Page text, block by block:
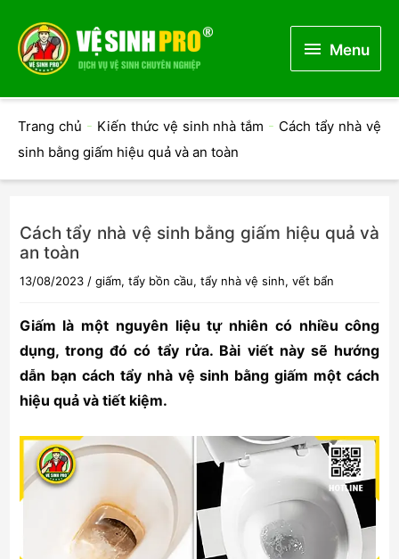
MenuMenu
Trang chủ - Kiến thức vệ sinh nhà tắm - Cách tẩy nhà vệ
sinh bằng giấm hiệu quả và an toàn
Cách tẩy nhà vệ sinh bằng giấm hiệu quả và
an toàn
13/08/2023/ giấm, tẩy bồn cầu, tẩy nhà vệ sinh, vết bẩn
Giấm là một nguyên liệu tự nhiên có nhiều công
dụng, trong đó có tẩy rửa. Bài viết này sẽ hướng
dẫn bạn cách tẩy nhà vệ sinh bằng giấm một cách
hiệu quả và tiết kiệm.